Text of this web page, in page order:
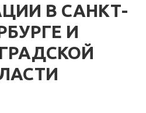
В САНКТ-
И